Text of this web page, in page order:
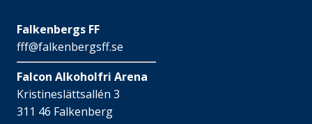
Falkenbergs FF
fff@falkenbergsff.se
Falcon Alkoholfri Arena
Kristineslättsallén 3
311 46 Falkenberg